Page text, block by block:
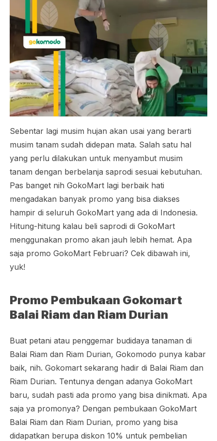
Sebentar lagi musim hujan akan usai yang berarti
musim tanam sudah didepan mata. Salah satu hal
yang perlu dilakukan untuk menyambut musim
tanam dengan berbelanja saprodi sesuai kebutuhan.
Pas banget nih GokoMart lagi berbaik hati
mengadakan banyak promo yang bisa diakses
hampir di seluruh GokoMart yang ada di Indonesia.
Hitung-hitung kalau beli saprodi di GokoMart
menggunakan promo akan jauh lebih hemat. Apa
saja promo GokoMart Februari? Cek dibawah ini,
yuk!
Promo Pembukaan Gokomart
Balai Riam dan Riam Durian
Buat petani atau penggemar budidaya tanaman di
Balai Riam dan Riam Durian, Gokomodo punya kabar
baik, nih. Gokomart sekarang hadir di Balai Riam dan
Riam Durian. Tentunya dengan adanya GokoMart
baru, sudah pasti ada promo yang bisa dinikmati. Apa
saja ya promonya? Dengan pembukaan GokoMart
Balai Riam dan Riam Durian, promo yang bisa
didapatkan berupa diskon 10% untuk pembelian